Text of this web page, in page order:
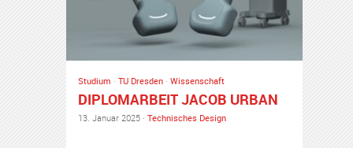
Studium · TU Dresden · Wissenschaft
DIPLOMARBEIT JACOB URBAN
13. Januar 2025 · Technisches Design